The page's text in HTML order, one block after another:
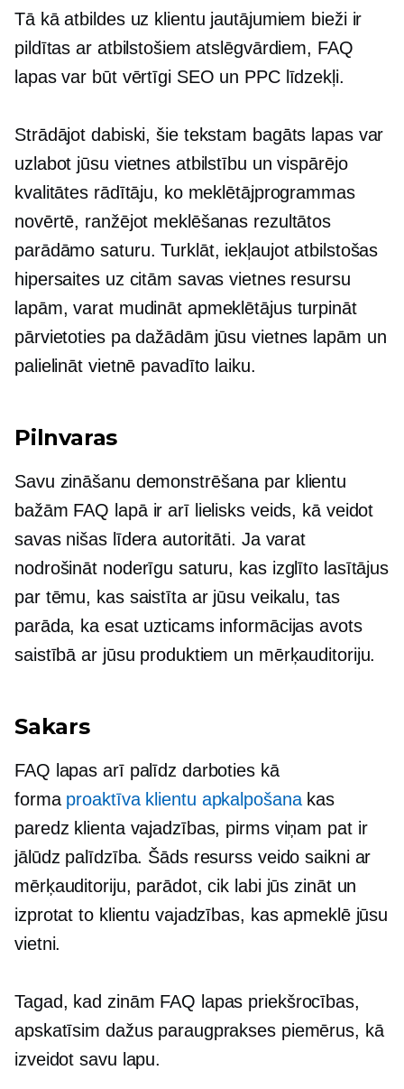
Tā kā atbildes uz klientu jautājumiem bieži ir
pildītas ar atbilstošiem atslēgvārdiem, FAQ
lapas var būt vērtīgi SEO un PPC līdzekļi.
Strādājot dabiski, šie tekstam bagāts lapas var
uzlabot jūsu vietnes atbilstību un vispārējo
kvalitātes rādītāju, ko meklētājprogrammas
novērtē, ranžējot meklēšanas rezultātos
parādāmo saturu. Turklāt, iekļaujot atbilstošas ​​
hipersaites uz citām savas vietnes resursu
lapām, varat mudināt apmeklētājus turpināt
pārvietoties pa dažādām jūsu vietnes lapām un
palielināt vietnē pavadīto laiku.
Pilnvaras
Savu zināšanu demonstrēšana par klientu
bažām FAQ lapā ir arī lielisks veids, kā veidot
savas nišas līdera autoritāti. Ja varat
nodrošināt noderīgu saturu, kas izglīto lasītājus
par tēmu, kas saistīta ar jūsu veikalu, tas
parāda, ka esat uzticams informācijas avots
saistībā ar jūsu produktiem un mērķauditoriju.
Sakars
FAQ lapas arī palīdz darboties kā
forma proaktīva klientu apkalpošanakas
paredz klienta vajadzības, pirms viņam pat ir
jālūdz palīdzība. Šāds resurss veido saikni ar
mērķauditoriju, parādot, cik labi jūs zināt un
izprotat to klientu vajadzības, kas apmeklē jūsu
vietni.
Tagad, kad zinām FAQ lapas priekšrocības,
apskatīsim dažus paraugprakses piemērus, kā
izveidot savu lapu.